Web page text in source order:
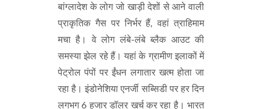
बांग्लादेश के लोग जो खाड़ी देशों से आने वाली
प्राकृतिक गैस पर निर्भर हैं, वहां त्राहिमाम
मचा है। वे लोग लंबे-लंबे ब्लैक आउट की
समस्या झेल रहे हैं। यहां के ग्रामीण इलाकों में
पेट्रोल पंपों पर ईंधन लगातार खत्म होता जा
रहा है। इंडोनेशिया एनर्जी सब्सिडी पर हर दिन
लगभग 6 हजार डॉलर खर्च कर रहा है। भारत